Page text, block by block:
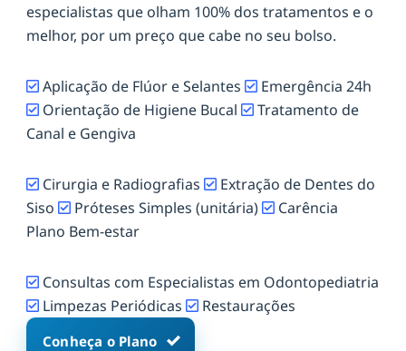
especialistas que olham 100% dos tratamentos e o
melhor, por um preço que cabe no seu bolso.
Aplicação de Flúor e Selantes
Emergência 24h
Orientação de Higiene Bucal
Tratamento de
Canal e Gengiva
Cirurgia e Radiografias
Extração de Dentes do
Siso
Próteses Simples (unitária)
Carência
Plano Bem-estar
Consultas com Especialistas em Odontopediatria
Limpezas Periódicas
Restaurações
Conheça o Plano